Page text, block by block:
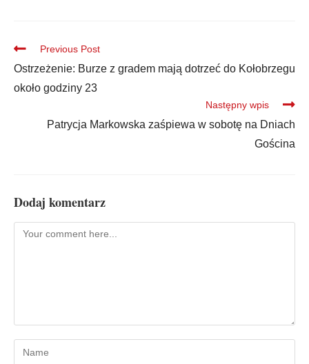
Previous Post
Ostrzeżenie: Burze z gradem mają dotrzeć do Kołobrzegu
około godziny 23
Następny wpis
Patrycja Markowska zaśpiewa w sobotę na Dniach
Gościna
Dodaj komentarz